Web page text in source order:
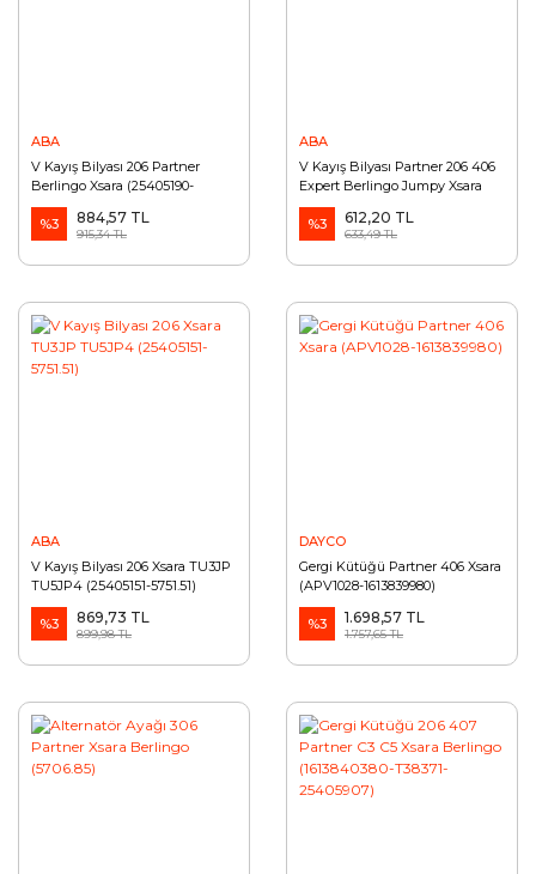
ABA
V Kayış Bilyası 206 Partner
Berlingo Xsara (25405190-
5751.90)
%3
884,57 TL
915,34 TL
ABA
V Kayış Bilyası Partner 206 406
Expert Berlingo Jumpy Xsara
(25405157-5751.96-1613838480)
%3
612,20 TL
633,49 TL
ABA
V Kayış Bilyası 206 Xsara TU3JP
TU5JP4 (25405151-5751.51)
%3 869,73 TL
899,98 TL
DAYCO
Gergi Kütüğü Partner 406 Xsara
(APV1028-1613839980)
%3 1.698,57 TL
1.757,65 TL